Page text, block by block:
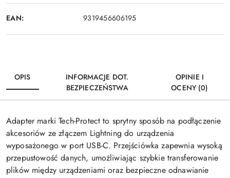
EAN: 9319456606195
OPIS
INFORMACJE DOT.
BEZPIECZEŃSTWA
OPINIE I
OCENY (0)
Adapter marki Tech-Protect to sprytny sposób na podłączenie
akcesoriów ze złączem Lightning do urządzenia
wyposażonego w port USB-C. Przejściówka zapewnia wysoką
przepustowość danych, umożliwiając szybkie transferowanie
plików między urządzeniami oraz bezpieczne odnawianie